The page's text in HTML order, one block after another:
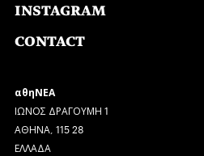
INSTAGRAM
CONTACT
αθηΝΕΑ
ΙΩΝΟΣ ΔΡΑΓΟΥΜΗ 1
ΑΘΗΝΑ, 115 28
ΕΛΛΑΔΑ